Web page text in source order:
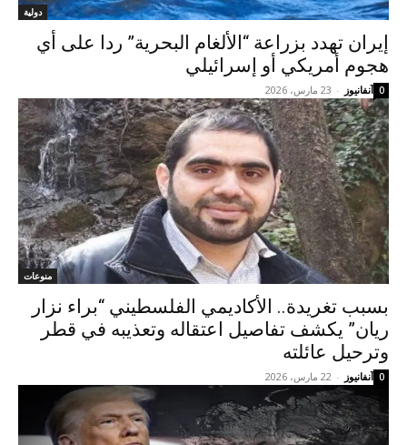
دولية
إيران تهدد بزراعة “الألغام البحرية” ردا على أي
هجوم أمريكي أو إسرائيلي
آنفانيوز - 23 مارس، 2026 0
منوعات
بسبب تغريدة.. الأكاديمي الفلسطيني “براء نزار
ريان” يكشف تفاصيل اعتقاله وتعذيبه في قطر
وترحيل عائلته
آنفانيوز - 22 مارس، 2026 0